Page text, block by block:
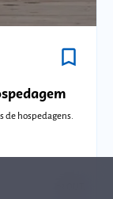
bookmark_border
de hospedagens.